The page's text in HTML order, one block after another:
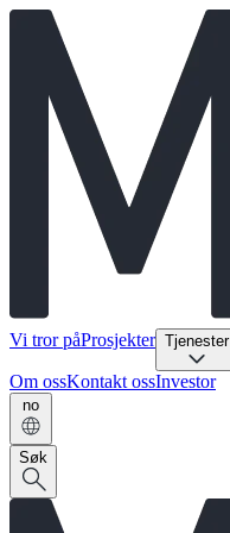
Vi tror påProsjekter Tjenester
Om ossKontakt ossInvestor
no
Søk